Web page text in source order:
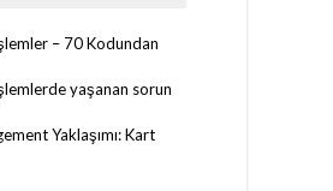
– 70 Kodundan
yaşanan sorun
Yaklaşımı: Kart